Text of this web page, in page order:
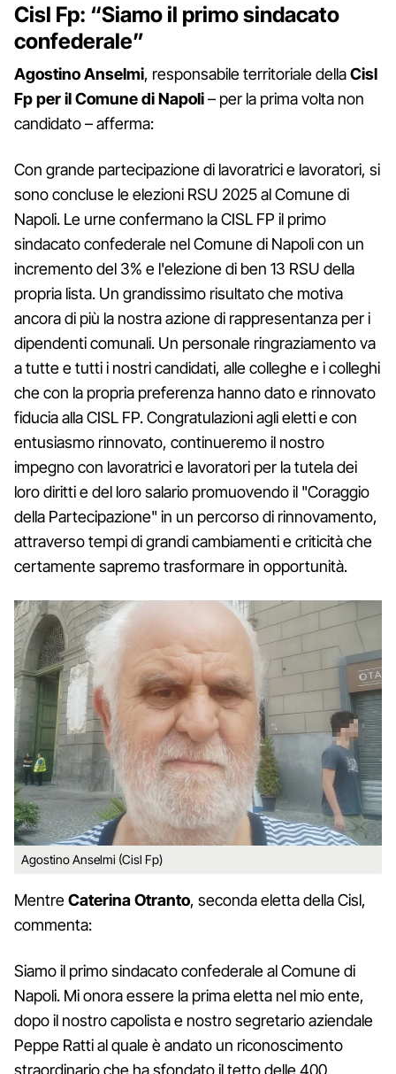
Cisl Fp: “Siamo il primo sindacato
confederale”
Agostino Anselmi, responsabile territoriale dellaCisl
Fp per il Comune di Napoli– per la prima volta non
candidato – afferma:
Con grande partecipazione di lavoratrici e lavoratori, si
sono concluse le elezioni RSU 2025 al Comune di
Napoli. Le urne confermano la CISL FP il primo
sindacato confederale nel Comune di Napoli con un
incremento del 3% e l'elezione di ben 13 RSU della
propria lista. Un grandissimo risultato che motiva
ancora di più la nostra azione di rappresentanza per i
dipendenti comunali. Un personale ringraziamento va
a tutte e tutti i nostri candidati, alle colleghe e i colleghi
che con la propria preferenza hanno dato e rinnovato
fiducia alla CISL FP. Congratulazioni agli eletti e con
entusiasmo rinnovato, continueremo il nostro
impegno con lavoratrici e lavoratori per la tutela dei
loro diritti e del loro salario promuovendo il "Coraggio
della Partecipazione" in un percorso di rinnovamento,
attraverso tempi di grandi cambiamenti e criticità che
certamente sapremo trasformare in opportunità.
Agostino Anselmi (Cisl Fp)
MentreCaterina Otranto, seconda eletta della Cisl,
commenta:
Siamo il primo sindacato confederale al Comune di
Napoli. Mi onora essere la prima eletta nel mio ente,
dopo il nostro capolista e nostro segretario aziendale
Peppe Ratti al quale è andato un riconoscimento
straordinario che ha sfondato il tetto delle 400